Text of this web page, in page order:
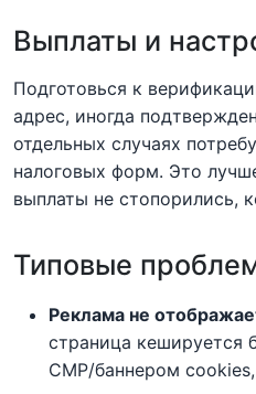
Выплаты и
Подготовься к
адрес, иногда
отдельных случаях
налоговых форм. Это
выплаты не стопорились,
Типовые
Реклама не
страница кешируется
CMP/баннером